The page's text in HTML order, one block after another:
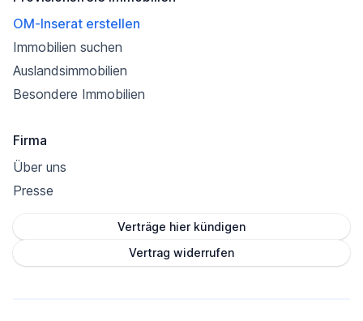
OM-Inserat erstellen
Immobilien suchen
Auslandsimmobilien
Besondere Immobilien
Firma
Über uns
Presse
Verträge hier kündigen
Vertrag widerrufen